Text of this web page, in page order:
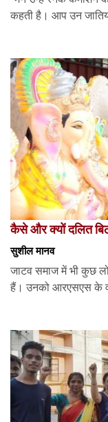
कहती है। आप उन
कैसे और क्यों दलित
सुशील मानव
जाटव समाज में भी कुछ
हैं। उनको आरएसएस के